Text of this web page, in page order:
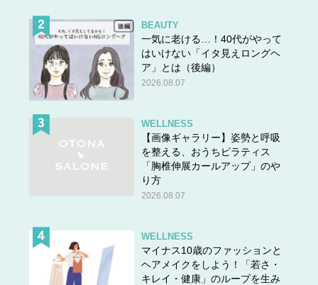
BEAUTY
一気に老ける…！40代がやって
はいけない「イタ見えロングヘ
ア」とは（後編）
2026.08.07
WELLNESS
【画像ギャラリー】姿勢と呼吸
を整える、おうちピラティス
「胸椎伸展カールアップ」のや
り方
2026.08.07
WELLNESS
マイナス10歳のファッションと
ヘアメイクをしよう！「若さ・
キレイ・健康」のループを生み